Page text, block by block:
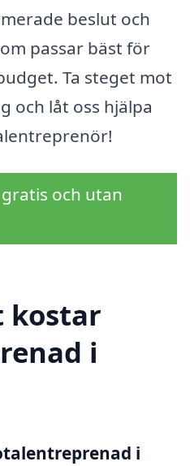
beslut och
passar bäst för
Ta steget mot
och låt oss hjälpa
och utan
kostar
i
i